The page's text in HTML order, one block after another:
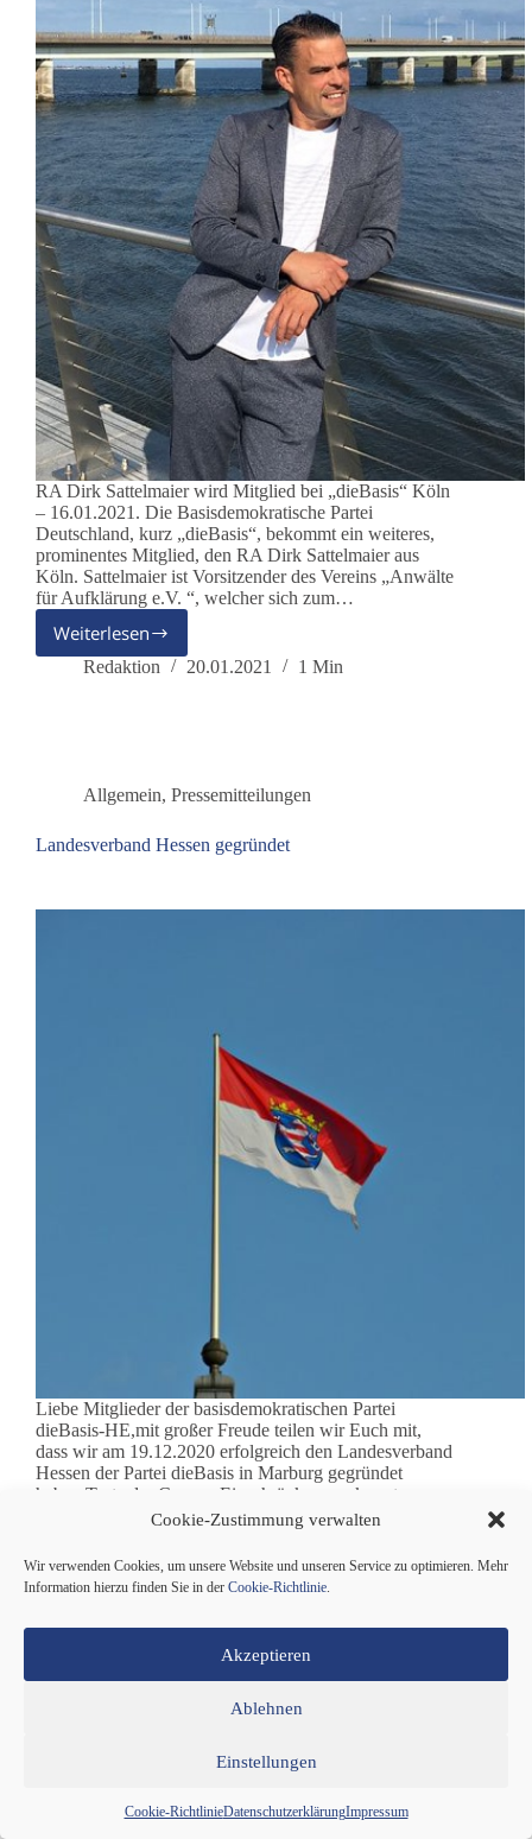
Cookie-Zustimmung verwalten
Wir verwenden Cookies, um unsere Website und unseren Service zu optimieren. Mehr
Information hierzu finden Sie in der Cookie-Richtlinie.
Akzeptieren
Ablehnen
Einstellungen
Cookie-RichtlinieDatenschutzerklärungImpressum
RA Dirk Sattelmaier wird Mitglied bei „dieBasis“ Köln
– 16.01.2021. Die Basisdemokratische Partei
Deutschland, kurz „dieBasis“, bekommt ein weiteres,
prominentes Mitglied, den RA Dirk Sattelmaier aus
Köln. Sattelmaier ist Vorsitzender des Vereins „Anwälte
für Aufklärung e.V. “, welcher sich zum…
Weiterlesen
RA
Dirk
„dieBasis“
Redaktion 20.01.2021 1 Min
Allgemein, Pressemitteilungen
Landesverband Hessen gegründet
Liebe Mitglieder der basisdemokratischen Partei
dieBasis-HE,mit großer Freude teilen wir Euch mit,
dass wir am 19.12.2020 erfolgreich den Landesverband
Hessen der Partei dieBasis in Marburg gegründet
haben.Trotz der Corona-Einschränkungen konnten, an
der bisher größten Gründungsveranstaltung eines
WeiterlesenLandesverband
gegründet